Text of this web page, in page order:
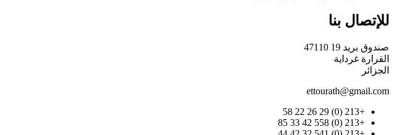
للإتصال بنا
صندوق بريد 19 47110
القرارة غرداية
الجزائر
ettourath@gmail.com
+213 (0) 29 26 22 58
+213 (0) 558 42 33 85